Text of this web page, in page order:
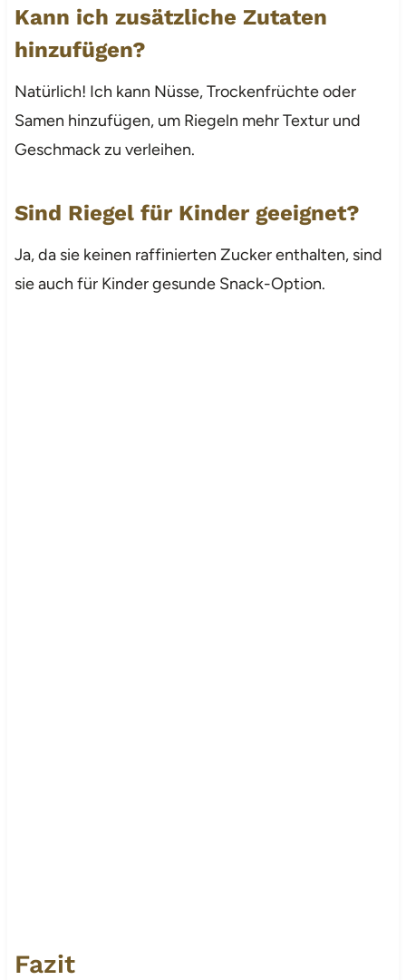
Kann ich zusätzliche Zutaten
hinzufügen?
Natürlich! Ich kann Nüsse, Trockenfrüchte oder
Samen hinzufügen, um Riegeln mehr Textur und
Geschmack zu verleihen.
Sind Riegel für Kinder geeignet?
Ja, da sie keinen raffinierten Zucker enthalten, sind
sie auch für Kinder gesunde Snack-Option.
Fazit